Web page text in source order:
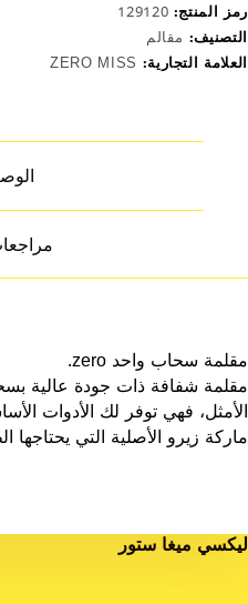
رمز المنتج: 129120
التصنيف: مقالم
العلامة التجارية: ZERO MISS
مقلمة سحاب واحد zero.
مقلمة شفافة ذات جودة عالية
الأمثل، فهي توفر لك الأدوات
ماركة زيرو الأصلية التي يحتاجها
ليكسي ميغا ستور